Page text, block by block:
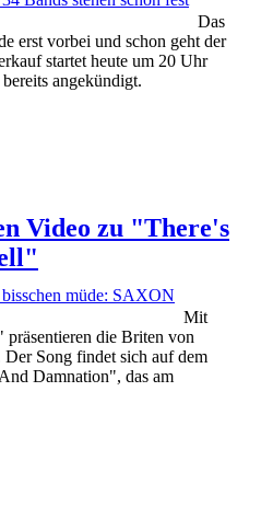
Das
erst vorbei und schon geht der
startet heute um 20 Uhr
angekündigt.
Video zu "There's
Mit
die Briten von
Song findet sich auf dem
Damnation", das am